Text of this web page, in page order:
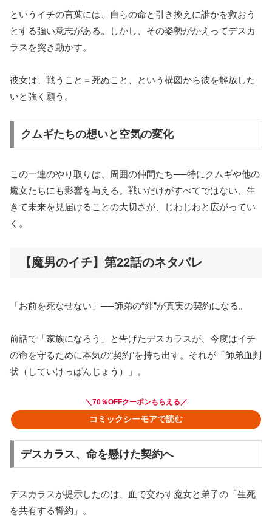
というイチの言葉には、自らの命と引き換えに誰かを救おう
とする強い意志がある。しかし、その姿勢がかえってデスカ
ラスを突き動かす。
彼女は、戦うこと＝死ぬこと、という構図から彼を解放した
いと強く願う。
クムギたちの想いと空気の変化
この一連のやり取りは、周囲の仲間たち──特にクムギや他の
魔女たちにも影響を与える。戦いだけがすべてではない、生
きて未来を見届けることの大切さが、じわじわと広がってい
く。
【魔男のイチ】第22話のネタバレ
「お前を死なせない」──師弟の“絆”が真実の契約になる。
前話で「家族になろう」と告げたデスカラスが、今度はイチ
の命を守るために本気の“契約”を持ち出す。それが「師弟血判
状（していけっぱんじょう）」。
＼70％OFFクーポンもらえる／
コミックシーモアで読む
デスカラス、命を懸けた契約へ
デスカラスが提示したのは、血で交わす魔女と弟子の「生死
を共有する誓約」。